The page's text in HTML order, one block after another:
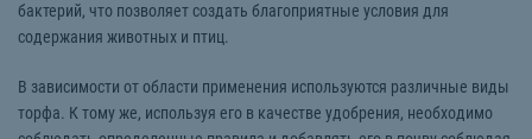
бактерий, что позволяет создать благоприятные условия для
содержания животных и птиц.
В зависимости от области применения используются различные виды
торфа. К тому же, используя его в качестве удобрения, необходимо